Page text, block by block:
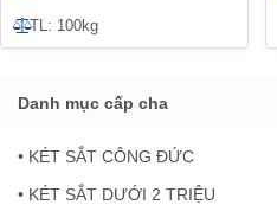
TL: 100kg
Danh mục cấp cha
• KÉT SẮT CÔNG ĐỨC
• KÉT SẮT DƯỚI 2 TRIỆU